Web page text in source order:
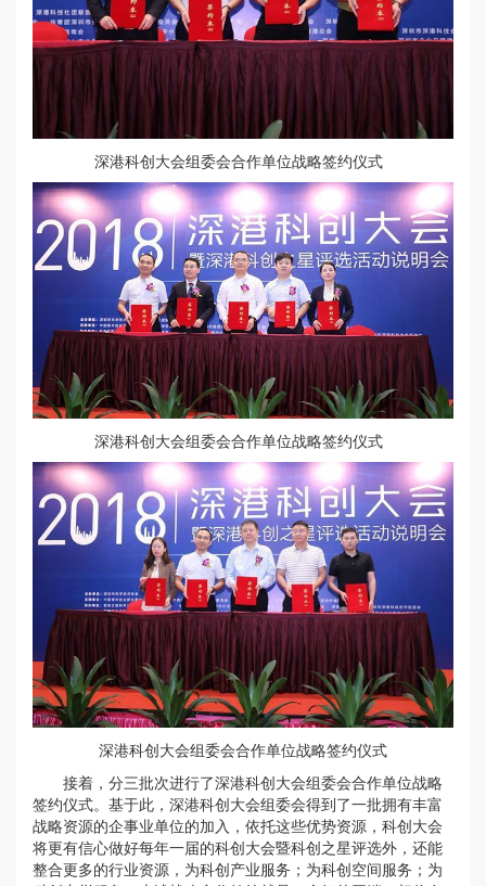
深港科创大会组委会合作单位战略签约仪式
深港科创大会组委会合作单位战略签约仪式
深港科创大会组委会合作单位战略签约仪式
接着，分三批次进行了深港科创大会组委会合作单位战略
签约仪式。基于此，深港科创大会组委会得到了一批拥有丰富
战略资源的企事业单位的加入，依托这些优势资源，科创大会
将更有信心做好每年一届的科创大会暨科创之星评选外，还能
整合更多的行业资源，为科创产业服务；为科创空间服务；为